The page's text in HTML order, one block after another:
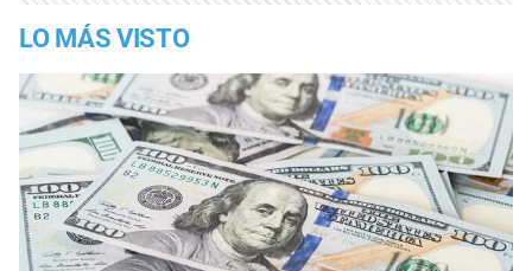
LO MÁS VISTO